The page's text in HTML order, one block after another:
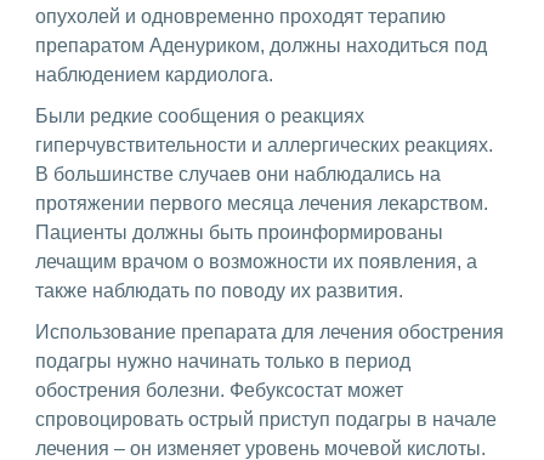
опухолей и одновременно проходят терапию
препаратом Аденуриком, должны находиться под
наблюдением кардиолога.
Были редкие сообщения о реакциях
гиперчувствительности и аллергических реакциях.
В большинстве случаев они наблюдались на
протяжении первого месяца лечения лекарством.
Пациенты должны быть проинформированы
лечащим врачом о возможности их появления, а
также наблюдать по поводу их развития.
Использование препарата для лечения обострения
подагры нужно начинать только в период
обострения болезни. Фебуксостат может
спровоцировать острый приступ подагры в начале
лечения – он изменяет уровень мочевой кислоты.